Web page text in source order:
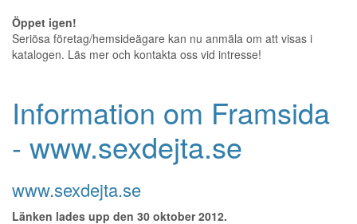
Öppet igen!
Seriösa företag/hemsideägare kan nu anmäla om att visas i
katalogen. Läs mer och kontakta oss vid intresse!
Information om Framsida
- www.sexdejta.se
www.sexdejta.se
Länken lades upp den 30 oktober 2012.